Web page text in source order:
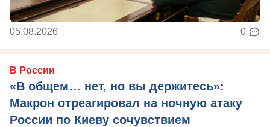
05.08.2026 0
В России
«В общем… нет, но вы держитесь»:
Макрон отреагировал на ночную атаку
России по Киеву сочувствием